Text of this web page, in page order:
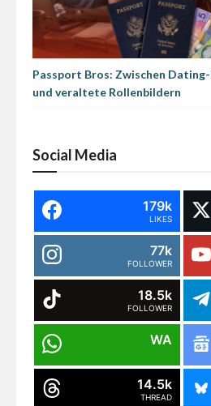
Passport Bros: Zwischen
und veraltete Rollenbildern
Social Media
179k
LIKES
77k
FOLLOWER
18.5k
FOLLOWER
WA
14.5k
THREAD